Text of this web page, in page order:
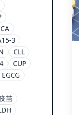
3
CLL
CUP
EGCG
苗